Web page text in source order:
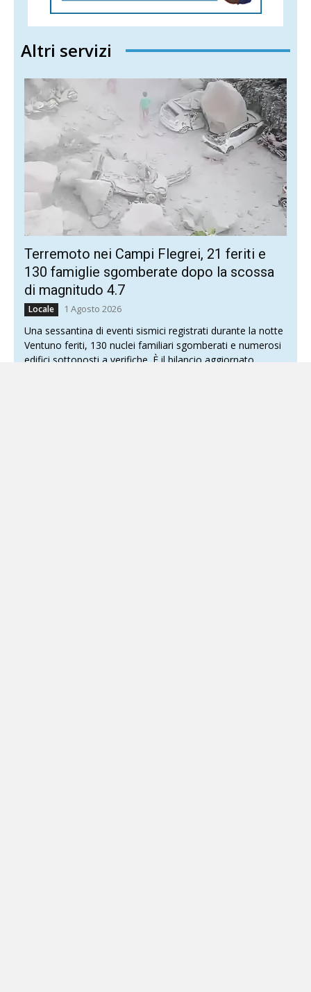
Altri servizi
Terremoto nei Campi Flegrei, 21 feriti e
130 famiglie sgomberate dopo la scossa
di magnitudo 4.7
Locale 1 Agosto 2026
Una sessantina di eventi sismici registrati durante la notte
Ventuno feriti, 130 nuclei familiari sgomberati e numerosi
edifici sottoposti a verifiche. È il bilancio aggiornato...